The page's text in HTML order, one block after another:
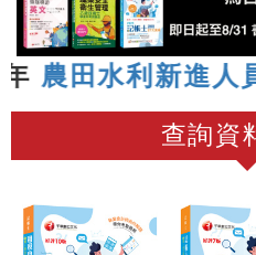
農田水利新進人
查詢資